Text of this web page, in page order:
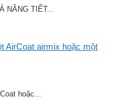
NĂNG TIẾT...
AirCoat airmix hoặc một
hoặc...